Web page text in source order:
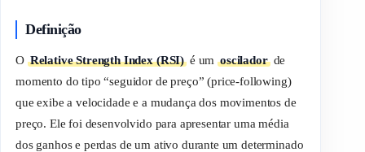
Definição
O Relative Strength Index (RSI) é umosciladorde
momento do tipo “seguidor de preço” (price-following)
que exibe a velocidade e a mudança dos movimentos de
preço. Ele foi desenvolvido para apresentar uma média
dos ganhos e perdas de um ativo durante um determinado